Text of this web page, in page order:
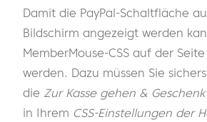
Damit die PayPal-Schaltfläche
Bildschirm angezeigt werden
MemberMouse-CSS auf der
werden. Dazu müssen Sie
die Zur Kasse gehen &
in Ihrem CSS-Einstellungen der